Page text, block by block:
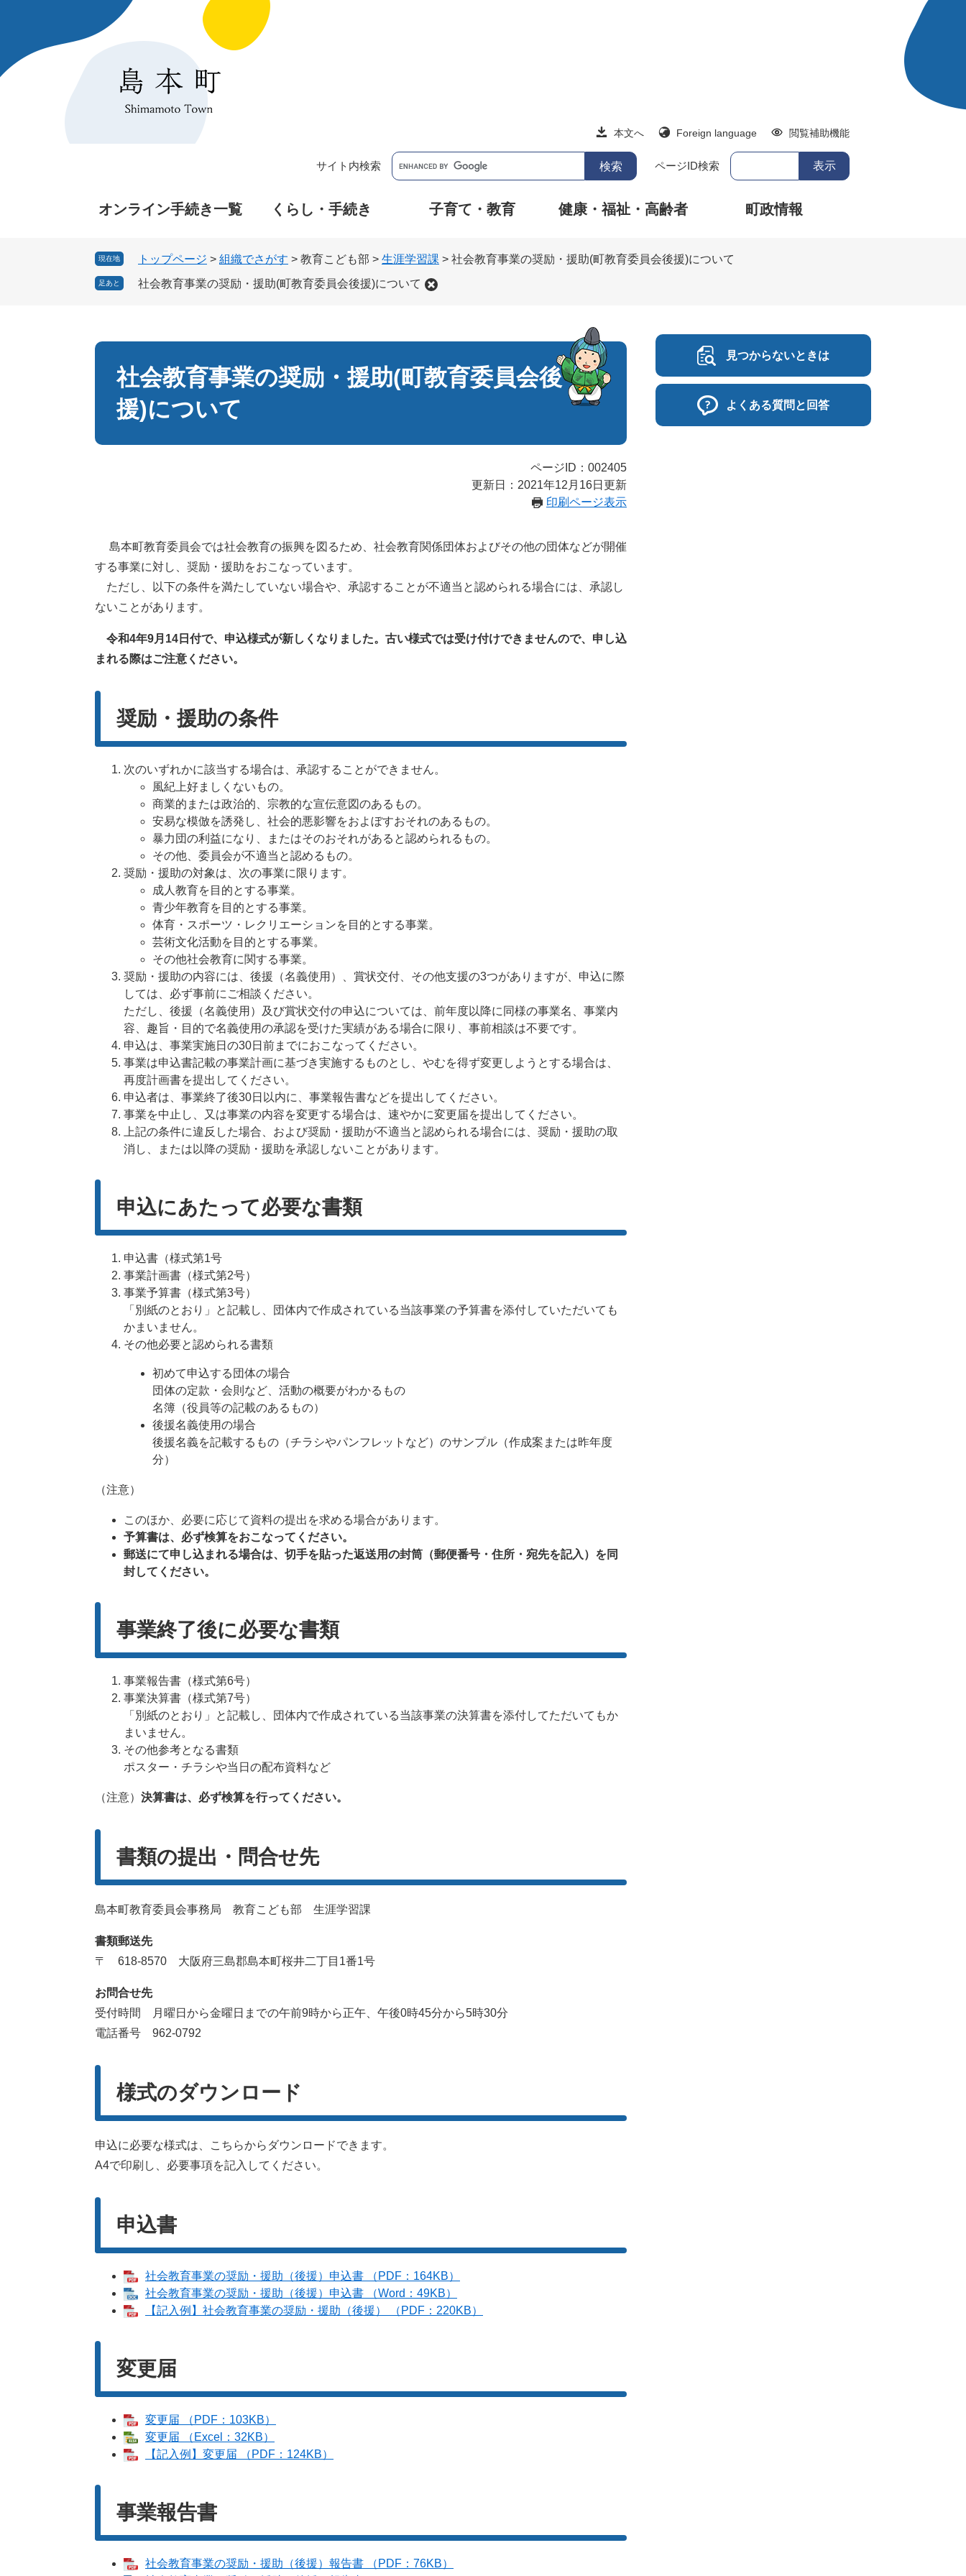
先
を
本文へ Foreign language 閲覧補助機能
サイト内検索 ページID検索
オンライン手続き一覧 くらし・手続き 子育て・教育 健康・福祉・高齢者 町政情報
現在地 トップページ > 組織でさがす > 教育こども部 > 生涯学習課 > 社会教育事業の奨励・援助(町教育委員会後援)について
足あと 社会教育事業の奨励・援助(町教育委員会後援)について
社会教育事業の奨励・援助(町教育委員会後
援)について
ページID：002405
更新日：2021年12月16日更新
印刷ページ表示
島本町教育委員会では社会教育の振興を図るため、社会教育関係団体およびその他の団体などが開催
する事業に対し、奨励・援助をおこなっています。
ただし、以下の条件を満たしていない場合や、承認することが不適当と認められる場合には、承認し
ないことがあります。
令和4年9月14日付で、申込様式が新しくなりました。古い様式では受け付けできませんので、申し込
まれる際はご注意ください。
奨励・援助の条件
次のいずれかに該当する場合は、承認することができません。
風紀上好ましくないもの。
商業的または政治的、宗教的な宣伝意図のあるもの。
安易な模倣を誘発し、社会的悪影響をおよぼすおそれのあるもの。
暴力団の利益になり、またはそのおそれがあると認められるもの。
その他、委員会が不適当と認めるもの。
奨励・援助の対象は、次の事業に限ります。
成人教育を目的とする事業。
青少年教育を目的とする事業。
体育・スポーツ・レクリエーションを目的とする事業。
芸術文化活動を目的とする事業。
その他社会教育に関する事業。
奨励・援助の内容には、後援（名義使用）、賞状交付、その他支援の3つがありますが、申込に際
しては、必ず事前にご相談ください。
ただし、後援（名義使用）及び賞状交付の申込については、前年度以降に同様の事業名、事業内
容、趣旨・目的で名義使用の承認を受けた実績がある場合に限り、事前相談は不要です。
申込は、事業実施日の30日前までにおこなってください。
事業は申込書記載の事業計画に基づき実施するものとし、やむを得ず変更しようとする場合は、
再度計画書を提出してください。
申込者は、事業終了後30日以内に、事業報告書などを提出してください。
事業を中止し、又は事業の内容を変更する場合は、速やかに変更届を提出してください。
上記の条件に違反した場合、および奨励・援助が不適当と認められる場合には、奨励・援助の取
消し、または以降の奨励・援助を承認しないことがあります。
申込にあたって必要な書類
申込書（様式第1号
事業計画書（様式第2号）
事業予算書（様式第3号）
「別紙のとおり」と記載し、団体内で作成されている当該事業の予算書を添付していただいても
かまいません。
その他必要と認められる書類
初めて申込する団体の場合
団体の定款・会則など、活動の概要がわかるもの
名簿（役員等の記載のあるもの）
後援名義使用の場合
後援名義を記載するもの（チラシやパンフレットなど）のサンプル（作成案または昨年度
分）
（注意）
このほか、必要に応じて資料の提出を求める場合があります。
予算書は、必ず検算をおこなってください。
郵送にて申し込まれる場合は、切手を貼った返送用の封筒（郵便番号・住所・宛先を記入）を同
封してください。
事業終了後に必要な書類
事業報告書（様式第6号）
事業決算書（様式第7号）
「別紙のとおり」と記載し、団体内で作成されている当該事業の決算書を添付してただいてもか
まいません。
その他参考となる書類
ポスター・チラシや当日の配布資料など
（注意） 決算書は、必ず検算を行ってください。
書類の提出・問合せ先
島本町教育委員会事務局 教育こども部 生涯学習課
書類郵送先
〒 618-8570 大阪府三島郡島本町桜井二丁目1番1号
お問合せ先
受付時間 月曜日から金曜日までの午前9時から正午、午後0時45分から5時30分
電話番号 962-0792
様式のダウンロード
申込に必要な様式は、こちらからダウンロードできます。
A4で印刷し、必要事項を記入してください。
申込書
社会教育事業の奨励・援助（後援）申込書 （PDF：164KB）
社会教育事業の奨励・援助（後援）申込書 （Word：49KB）
【記入例】社会教育事業の奨励・援助（後援） （PDF：220KB）
変更届
変更届 （PDF：103KB）
変更届 （Excel：32KB）
【記入例】変更届 （PDF：124KB）
事業報告書
社会教育事業の奨励・援助（後援）報告書 （PDF：76KB）
見つからないときは
よくある質問と回答